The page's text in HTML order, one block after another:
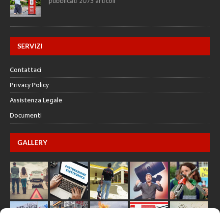
SERVIZI
Contattaci
Privacy Policy
Assistenza Legale
Documenti
GALLERY